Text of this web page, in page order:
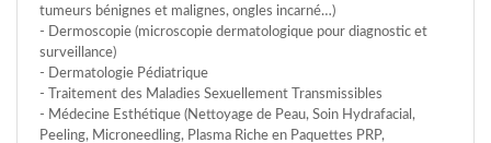
tumeurs bénignes et malignes, ongles incarné…)
- Dermoscopie (microscopie dermatologique pour diagnostic et
surveillance)
- Dermatologie Pédiatrique
- Traitement des Maladies Sexuellement Transmissibles
- Médecine Esthétique (Nettoyage de Peau, Soin Hydrafacial,
Peeling, Microneedling, Plasma Riche en Paquettes PRP,